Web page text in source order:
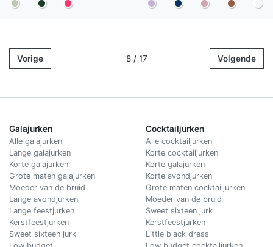
Vorige 8 / 17 Volgende
Galajurken
Alle galajurken
Lange galajurken
Korte galajurken
Grote maten galajurken
Moeder van de bruid
Lange avondjurken
Lange feestjurken
Kerstfeestjurken
Sweet sixteen jurk
Cocktailjurken
Alle cocktailjurken
Korte cocktailjurken
Korte galajurken
Korte avondjurken
Grote maten cocktailjurken
Moeder van de bruid
Sweet sixteen jurk
Kerstfeestjurken
Little black dress